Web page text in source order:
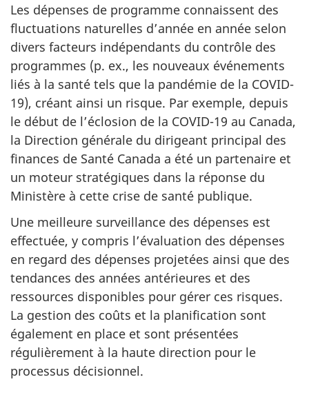
Les dépenses de programme connaissent des
fluctuations naturelles d’année en année selon
divers facteurs indépendants du contrôle des
programmes (p. ex., les nouveaux événements
liés à la santé tels que la pandémie de la COVID-
19), créant ainsi un risque. Par exemple, depuis
le début de l’éclosion de la COVID-19 au Canada,
la Direction générale du dirigeant principal des
finances de Santé Canada a été un partenaire et
un moteur stratégiques dans la réponse du
Ministère à cette crise de santé publique.
Une meilleure surveillance des dépenses est
effectuée, y compris l’évaluation des dépenses
en regard des dépenses projetées ainsi que des
tendances des années antérieures et des
ressources disponibles pour gérer ces risques.
La gestion des coûts et la planification sont
également en place et sont présentées
régulièrement à la haute direction pour le
processus décisionnel.